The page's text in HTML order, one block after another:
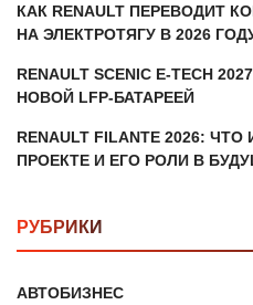
КАК RENAULT ПЕРЕВОДИТ
НА ЭЛЕКТРОТЯГУ В 2026
RENAULT SCENIC E-TECH
НОВОЙ LFP-БАТАРЕЕЙ
RENAULT FILANTE 2026:
ПРОЕКТЕ И ЕГО РОЛИ В
РУБРИКИ
АВТОБИЗНЕС